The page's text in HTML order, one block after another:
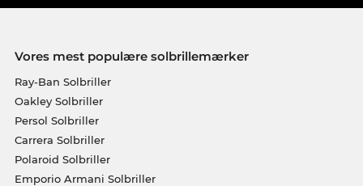
Vores mest populære solbrillemærker
Ray-Ban Solbriller
Oakley Solbriller
Persol Solbriller
Carrera Solbriller
Polaroid Solbriller
Emporio Armani Solbriller